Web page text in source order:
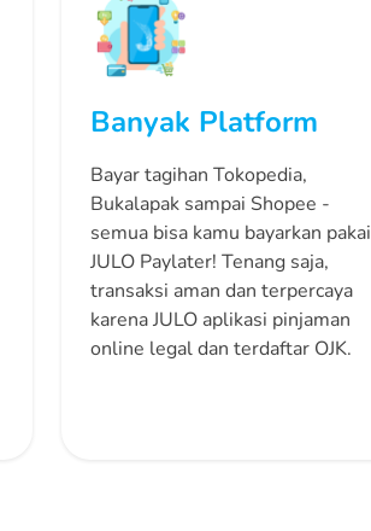
Banyak Platform
Bayar tagihan Tokopedia,
Bukalapak sampai Shopee -
semua bisa kamu bayarkan pakai
JULO Paylater! Tenang saja,
transaksi aman dan terpercaya
karena JULO aplikasi pinjaman
online legal dan terdaftar OJK.